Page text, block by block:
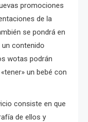
promociones
de la
se pondrá en
un contenido
wotas podrán
un bebé con
consiste en que
de ellos y